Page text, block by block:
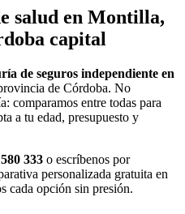
salud en Montilla,
capital
de seguros independiente en
de Córdoba. No
comparamos entre todas para
a tu edad, presupuesto y
333 o escríbenos por
personalizada gratuita en
cada opción sin presión.